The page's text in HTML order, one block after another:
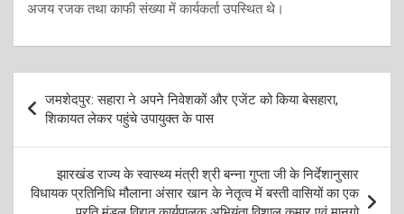
अजय रजक तथा काफी संख्या में कार्यकर्ता उपस्थित थे।
navigation
जमशेदपुर: सहारा ने अपने निवेशकों और एजेंट को किया बेसहारा,
शिकायत लेकर पहुंचे उपायुक्त के पास
झारखंड राज्य के स्वास्थ्य मंत्री श्री बन्ना गुप्ता जी के निर्देशानुसार
विधायक प्रतिनिधि मौलाना अंसार खान के नेतृत्व में बस्ती वासियों का एक